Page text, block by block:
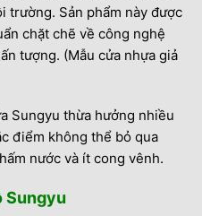
trường. Sản phẩm này được
chặt chẽ về công nghệ
tượng. (Mẫu cửa nhựa giả
Sungyu thừa hưởng nhiều
điểm không thể bỏ qua
nước và ít cong vênh.
Sungyu